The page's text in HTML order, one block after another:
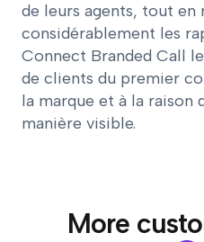
de leurs agents, tout en
considérablement les
Connect Branded Call
de clients du premier
la marque et à la raison
manière visible.
More